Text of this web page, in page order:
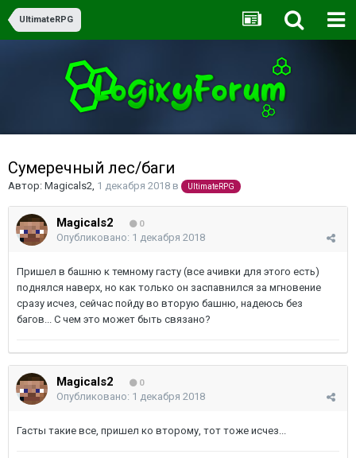
UltimateRPG
Сумеречный лес/баги
Автор: Magicals2, 1 декабря 2018 в UltimateRPG
Magicals2 0
Опубликовано: 1 декабря 2018
Пришел в башню к темному гасту (все ачивки для этого есть)
поднялся наверх, но как только он заспавнился за мгновение
сразу исчез, сейчас пойду во вторую башню, надеюсь без
багов... С чем это может быть связано?
Magicals2 0
Опубликовано: 1 декабря 2018
Гасты такие все, пришел ко второму, тот тоже исчез...